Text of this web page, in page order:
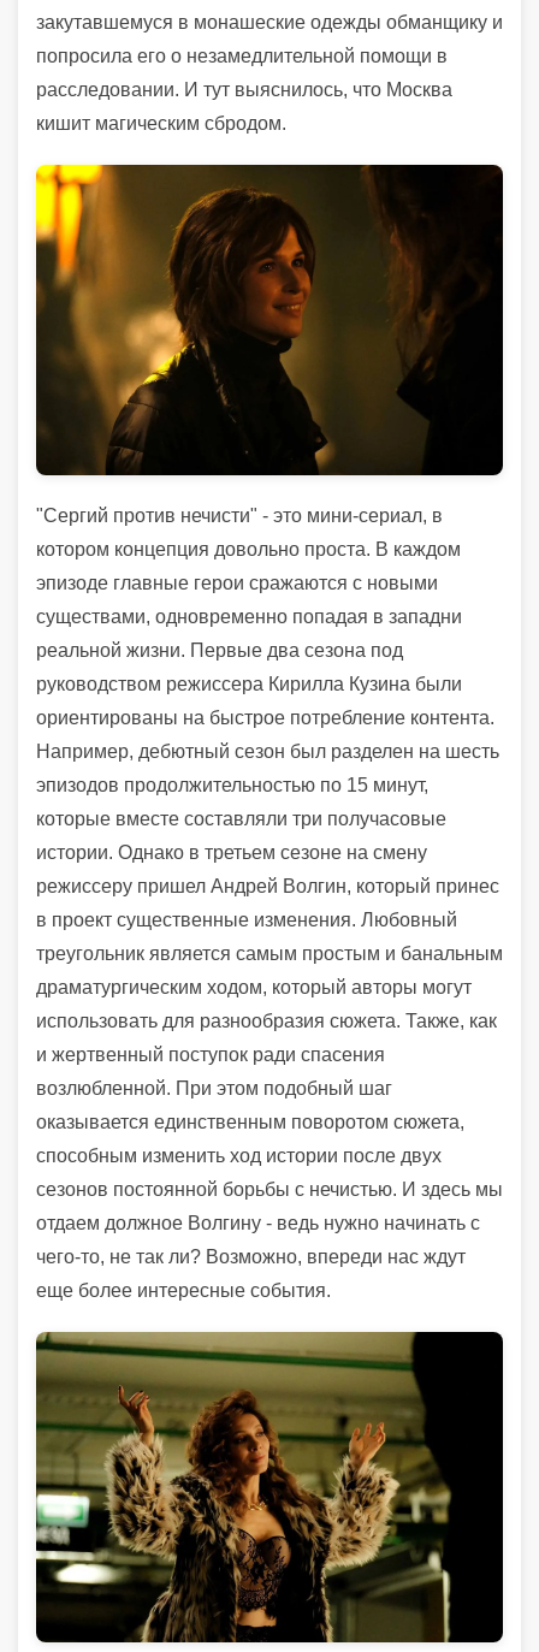
закутавшемуся в монашеские одежды обманщику и
попросила его о незамедлительной помощи в
расследовании. И тут выяснилось, что Москва
кишит магическим сбродом.
"Сергий против нечисти" - это мини-сериал, в
котором концепция довольно проста. В каждом
эпизоде главные герои сражаются с новыми
существами, одновременно попадая в западни
реальной жизни. Первые два сезона под
руководством режиссера Кирилла Кузина были
ориентированы на быстрое потребление контента.
Например, дебютный сезон был разделен на шесть
эпизодов продолжительностью по 15 минут,
которые вместе составляли три получасовые
истории. Однако в третьем сезоне на смену
режиссеру пришел Андрей Волгин, который принес
в проект существенные изменения. Любовный
треугольник является самым простым и банальным
драматургическим ходом, который авторы могут
использовать для разнообразия сюжета. Также, как
и жертвенный поступок ради спасения
возлюбленной. При этом подобный шаг
оказывается единственным поворотом сюжета,
способным изменить ход истории после двух
сезонов постоянной борьбы с нечистью. И здесь мы
отдаем должное Волгину - ведь нужно начинать с
чего-то, не так ли? Возможно, впереди нас ждут
еще более интересные события.